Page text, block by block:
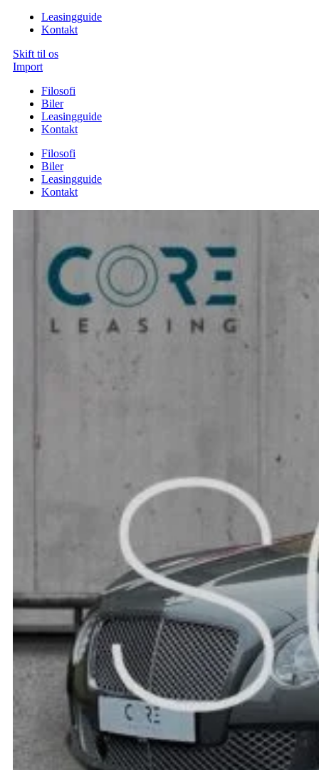
Leasingguide
Kontakt
Skift til os
Import
Filosofi
Biler
Leasingguide
Kontakt
Filosofi
Biler
Leasingguide
Kontakt